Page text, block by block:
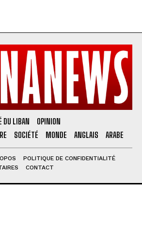
DU LIBAN
OPINION
SOCIÉTÉ MONDE ANGLAIS ARABE
POLITIQUE DE CONFIDENTIALITÉ
CONTACT